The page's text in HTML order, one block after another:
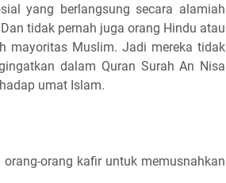
yang berlangsung secara alamiah
tidak pernah juga orang Hindu atau
mayoritas Muslim. Jadi mereka tidak
dalam Quran Surah An Nisa
umat Islam.
orang kafir untuk memusnahkan